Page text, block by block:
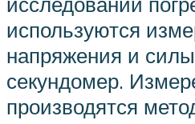
используются
напряжения и
секундомер.
производятся